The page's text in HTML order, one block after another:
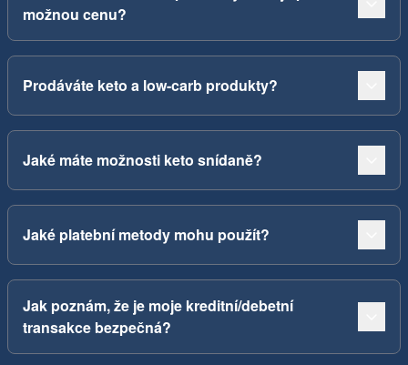
možnou cenu?
Prodáváte keto a low-carb produkty?
Jaké máte možnosti keto snídaně?
Jaké platební metody mohu použít?
Jak poznám, že je moje kreditní/debetní
transakce bezpečná?